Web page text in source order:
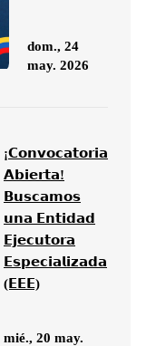
dom., 24
may. 2026
¡𝗖𝗼𝗻𝘃𝗼𝗰𝗮𝘁𝗼𝗿𝗶𝗮
𝗔𝗯𝗶𝗲𝗿𝘁𝗮!
𝗕𝘂𝘀𝗰𝗮𝗺𝗼𝘀
𝘂𝗻𝗮 𝗘𝗻𝘁𝗶𝗱𝗮𝗱
𝗘𝗷𝗲𝗰𝘂𝘁𝗼𝗿𝗮
𝗘𝘀𝗽𝗲𝗰𝗶𝗮𝗹𝗶𝘇𝗮𝗱𝗮
(𝗘𝗘𝗘)
mié., 20 may.